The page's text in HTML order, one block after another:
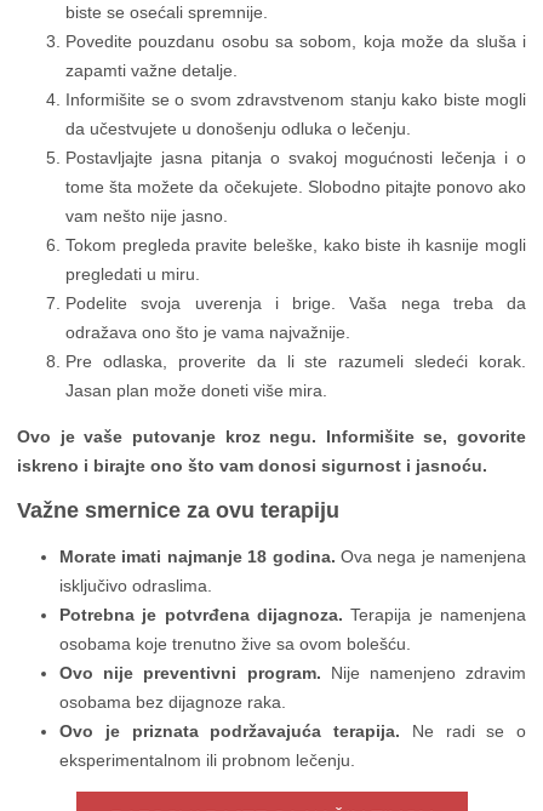
biste se osećali spremnije.
Povedite pouzdanu osobu sa sobom, koja može da sluša i
zapamti važne detalje.
Informišite se o svom zdravstvenom stanju kako biste mogli
da učestvujete u donošenju odluka o lečenju.
Postavljajte jasna pitanja o svakoj mogućnosti lečenja i o
tome šta možete da očekujete. Slobodno pitajte ponovo ako
vam nešto nije jasno.
Tokom pregleda pravite beleške, kako biste ih kasnije mogli
pregledati u miru.
Podelite svoja uverenja i brige. Vaša nega treba da
odražava ono što je vama najvažnije.
Pre odlaska, proverite da li ste razumeli sledeći korak.
Jasan plan može doneti više mira.
Ovo je vaše putovanje kroz negu. Informišite se, govorite
iskreno i birajte ono što vam donosi sigurnost i jasnoću.
Važne smernice za ovu terapiju
Morate imati najmanje 18 godina. Ova nega je namenjena
isključivo odraslima.
Potrebna je potvrđena dijagnoza. Terapija je namenjena
osobama koje trenutno žive sa ovom bolešću.
Ovo nije preventivni program. Nije namenjeno zdravim
osobama bez dijagnoze raka.
Ovo je priznata podržavajuća terapija. Ne radi se o
eksperimentalnom ili probnom lečenju.